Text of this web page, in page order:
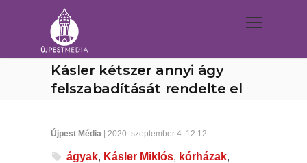
Kásler kétszer annyi ágy
felszabadítását rendelte el
Újpest Média | 2020. szeptember 4. 12:12
ágyak, Kásler Miklós, kórházak,